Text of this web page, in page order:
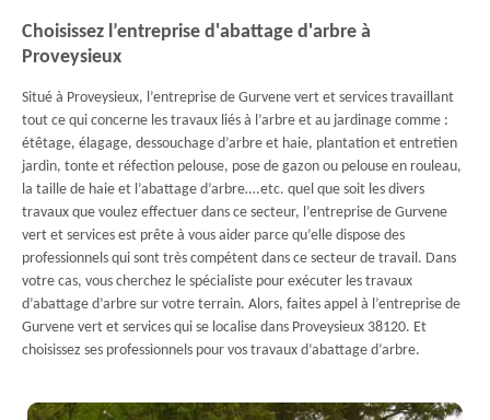
Choisissez l’entreprise d'abattage d'arbre à
Proveysieux
Situé à Proveysieux, l’entreprise de Gurvene vert et services travaillant
tout ce qui concerne les travaux liés à l’arbre et au jardinage comme :
étêtage, élagage, dessouchage d’arbre et haie, plantation et entretien
jardin, tonte et réfection pelouse, pose de gazon ou pelouse en rouleau,
la taille de haie et l’abattage d’arbre….etc. quel que soit les divers
travaux que voulez effectuer dans ce secteur, l’entreprise de Gurvene
vert et services est prête à vous aider parce qu’elle dispose des
professionnels qui sont très compétent dans ce secteur de travail. Dans
votre cas, vous cherchez le spécialiste pour exécuter les travaux
d’abattage d’arbre sur votre terrain. Alors, faites appel à l’entreprise de
Gurvene vert et services qui se localise dans Proveysieux 38120. Et
choisissez ses professionnels pour vos travaux d’abattage d’arbre.